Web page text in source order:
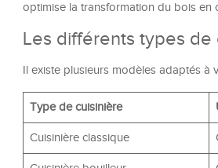
optimise la transformation du bois en
Les différents types de
Il existe plusieurs modèles adaptés à
Type de cuisinière
Cuisinière classique